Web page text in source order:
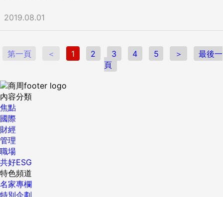
2019.08.01
第一頁 ＜ 1 2 3 4 5 ＞
最後一
頁
內容分類
焦點
國際
財經
管理
職場
共好ESG
特色頻道
名家專欄
特別企劃